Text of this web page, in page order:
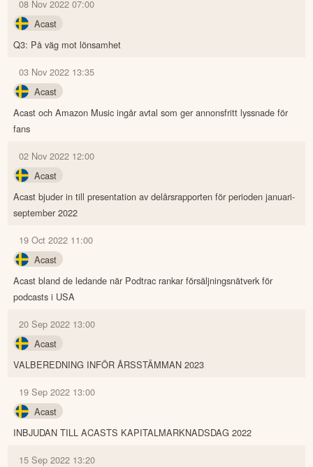
08 Nov 2022 07:00
Acast
Q3: På väg mot lönsamhet
03 Nov 2022 13:35
Acast
Acast och Amazon Music ingår avtal som ger annonsfritt lyssnade för
fans
02 Nov 2022 12:00
Acast
Acast bjuder in till presentation av delårsrapporten för perioden januari-
september 2022
19 Oct 2022 11:00
Acast
Acast bland de ledande när Podtrac rankar försäljningsnätverk för
podcasts i USA
20 Sep 2022 13:00
Acast
VALBEREDNING INFÖR ÅRSSTÄMMAN 2023
19 Sep 2022 13:00
Acast
INBJUDAN TILL ACASTS KAPITALMARKNADSDAG 2022
15 Sep 2022 13:20